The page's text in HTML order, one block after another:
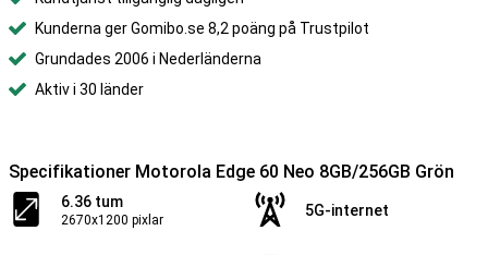
Kunderna ger Gomibo.se 8,2 poäng på Trustpilot
Grundades 2006 i Nederländerna
Aktiv i 30 länder
Specifikationer Motorola Edge 60 Neo 8GB/256GB Grön
6.36 tum
2670x1200 pixlar
5G-internet